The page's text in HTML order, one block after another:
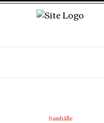
Samhälle